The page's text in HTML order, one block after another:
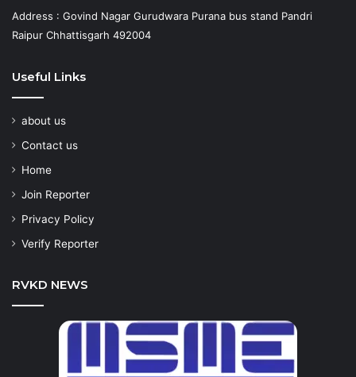
Address : Govind Nagar Gurudwara Purana bus stand Pandri
Raipur Chhattisgarh 492004
Useful Links
about us
Contact us
Home
Join Reporter
Privacy Policy
Verify Reporter
RVKD NEWS